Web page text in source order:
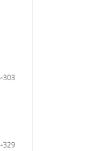
303
329